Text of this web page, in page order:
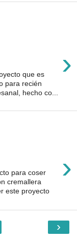
›
que es
para recién
hecho co...
›
para coser
cremallera
este proyecto
›